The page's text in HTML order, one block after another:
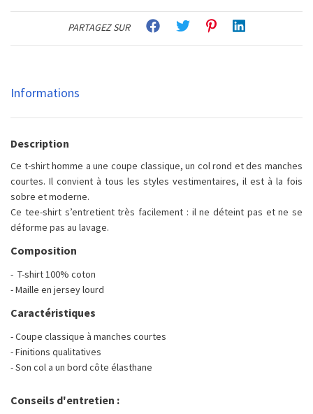
PARTAGEZ SUR
Informations
Description
Ce t-shirt homme a une coupe classique, un col rond et des manches
courtes. Il convient à tous les styles vestimentaires, il est à la fois
sobre et moderne.
Ce tee-shirt s’entretient très facilement : il ne déteint pas et ne se
déforme pas au lavage.
Composition
- T-shirt 100% coton
- Maille en jersey lourd
Caractéristiques
- Coupe classique à manches courtes
- Finitions qualitatives
- Son col a un bord côte élasthane
Conseils d'entretien :